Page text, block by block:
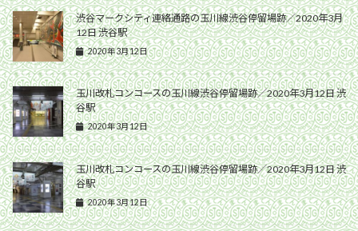
渋谷マークシティ連絡通路の玉川線渋谷停留場跡／2020年3月
12日 渋谷駅
2020年3月12日
玉川改札コンコースの玉川線渋谷停留場跡／2020年3月12日 渋
谷駅
2020年3月12日
玉川改札コンコースの玉川線渋谷停留場跡／2020年3月12日 渋
谷駅
2020年3月12日